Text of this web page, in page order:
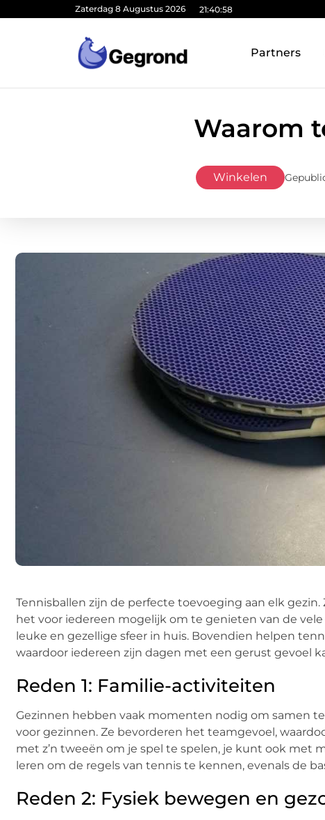
Zaterdag 8 Augustus 2026 21:40:59
Partners
Waarom
Winkelen
Tennisballen zijn de perfecte toevoeging aan elk
het voor iedereen mogelijk om te genieten van de
leuke en gezellige sfeer in huis. Bovendien helpen
waardoor iedereen zijn dagen met een gerust gevoel
Reden 1: Familie-activiteiten
Gezinnen hebben vaak momenten nodig om samen
voor gezinnen. Ze bevorderen het teamgevoel,
met z’n tweeën om je spel te spelen, je kunt ook met
leren om de regels van tennis te kennen, evenals de
Reden 2: Fysiek bewegen en